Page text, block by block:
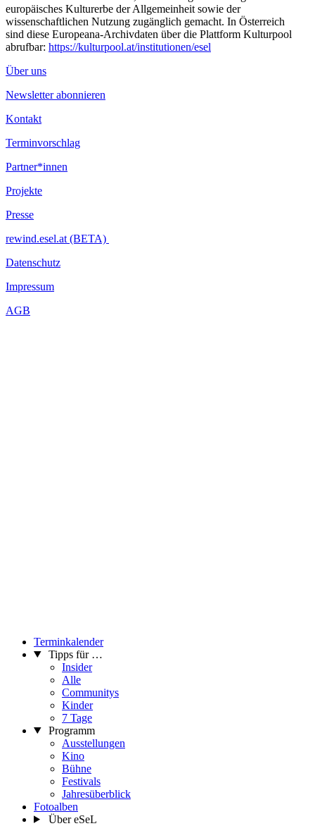
europäisches Kulturerbe der Allgemeinheit sowie der
wissenschaftlichen Nutzung zugänglich gemacht. In Österreich
sind diese Europeana-Archivdaten über die Plattform Kulturpool
abrufbar: https://kulturpool.at/institutionen/esel
Über uns
Newsletter abonnieren
Kontakt
Terminvorschlag
Partner*innen
Projekte
Presse
rewind.esel.at (BETA)
Datenschutz
Impressum
AGB
Terminkalender
Tipps für …
Insider
Alle
Communitys
Kinder
7 Tage
Programm
Ausstellungen
Kino
Bühne
Festivals
Jahresüberblick
Fotoalben
Über eSeL